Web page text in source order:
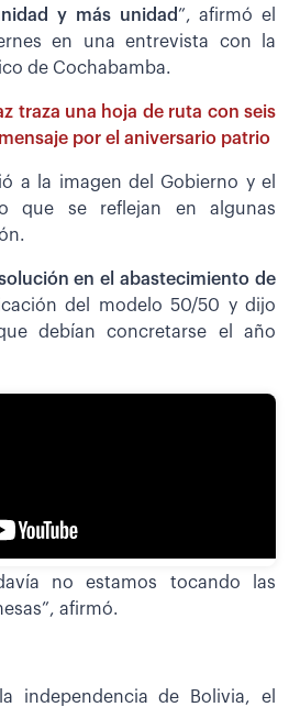
y más unidad ”, afirmó el
en una entrevista con la
de Cochabamba.
traza una hoja de ruta con seis
por el aniversario patrio
a la imagen del Gobierno y el
que se reflejan en algunas
en el abastecimiento de
del modelo 50/50 y dijo
debían concretarse el año
no estamos tocando las
afirmó.
independencia de Bolivia, el